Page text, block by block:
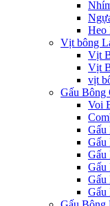
Heo
Vịt bông
Vịt
Vịt
vịt
Gấu Bông
Voi
Gấu
Gấu
Gấu
Gấu
Gấu
Gấu